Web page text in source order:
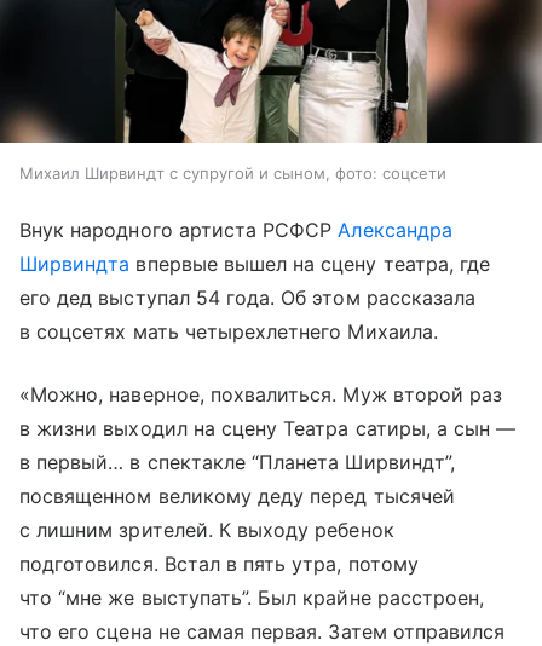
Михаил Ширвиндт с супругой и сыном, фото: соцсети
Внук народного артиста РСФСРАлександра
Ширвиндта впервые вышел на сцену театра, где
его дед выступал 54 года. Об этом рассказала
в соцсетях мать четырехлетнего Михаила.
«Можно, наверное, похвалиться. Муж второй раз
в жизни выходил на сцену Театра сатиры, а сын —
в первый… в спектакле “Планета Ширвиндт”,
посвященном великому деду перед тысячей
с лишним зрителей. К выходу ребенок
подготовился. Встал в пять утра, потому
что “мне же выступать”. Был крайне расстроен,
что его сцена не самая первая. Затем отправился